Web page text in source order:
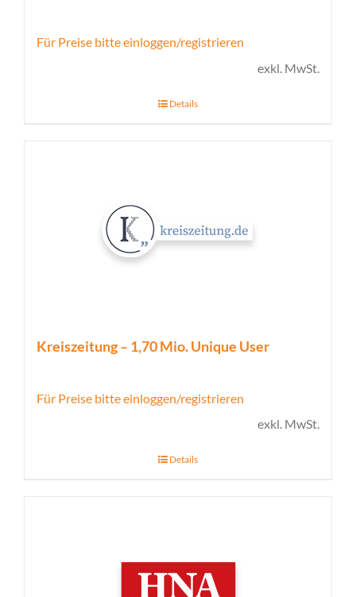
Für Preise bitte einloggen/registrieren
exkl. MwSt.
Details
Kreiszeitung – 1,70 Mio. Unique User
Für Preise bitte einloggen/registrieren
exkl. MwSt.
Details